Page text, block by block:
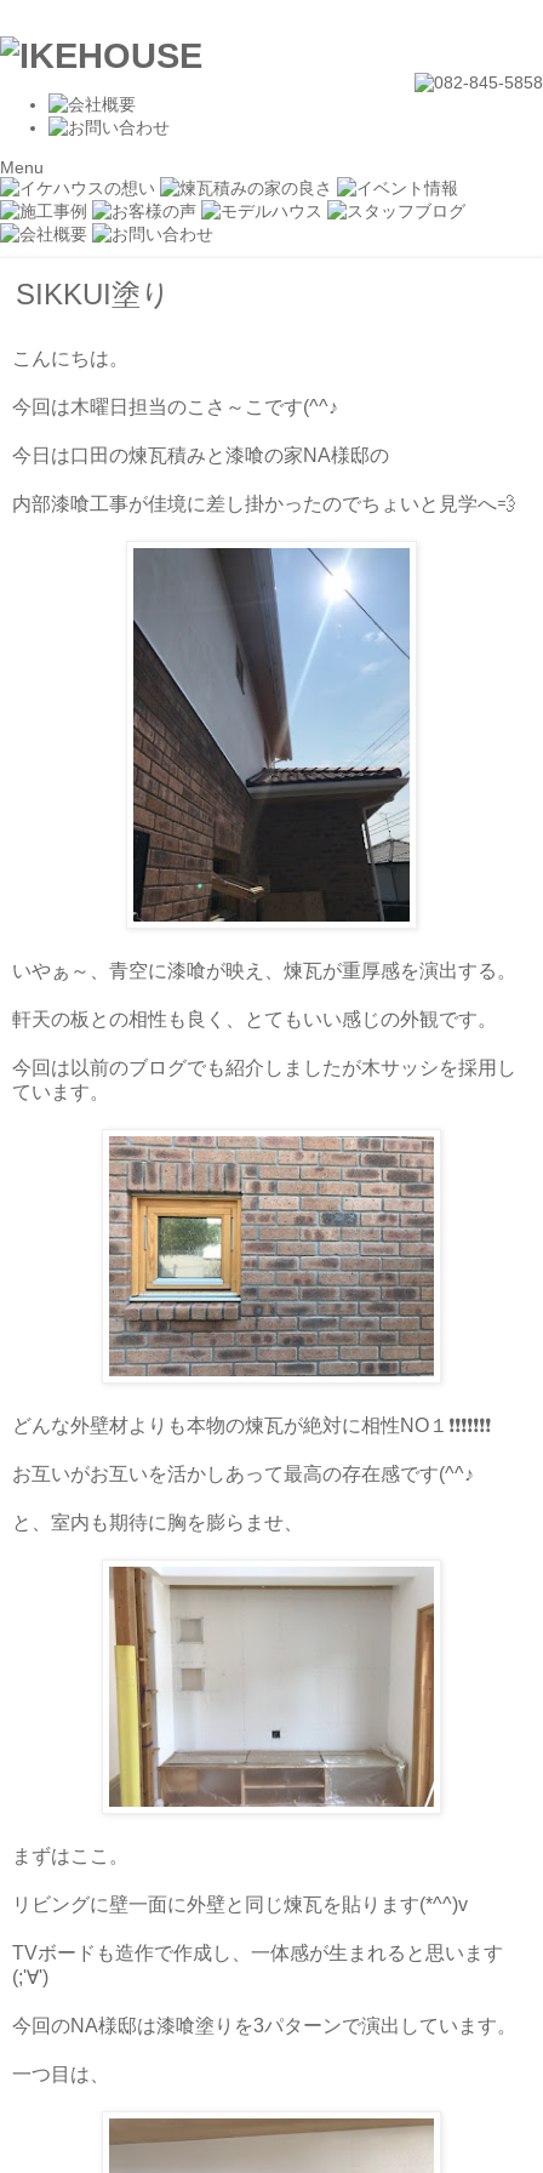
Menu
SIKKUI塗り
こんにちは。
今回は木曜日担当のこさ～こです(^^♪
今日は口田の煉瓦積みと漆喰の家NA様邸の
内部漆喰工事が佳境に差し掛かったのでちょいと見学へ💨
いやぁ～、青空に漆喰が映え、煉瓦が重厚感を演出する。
軒天の板との相性も良く、とてもいい感じの外観です。
今回は以前のブログでも紹介しましたが木サッシを採用し
ています。
どんな外壁材よりも本物の煉瓦が絶対に相性NO１❗❗❗❗❗❗❗
お互いがお互いを活かしあって最高の存在感です(^^♪
と、室内も期待に胸を膨らませ、
まずはここ。
リビングに壁一面に外壁と同じ煉瓦を貼ります(*^^)v
TVボードも造作で作成し、一体感が生まれると思います
(;'∀')
今回のNA様邸は漆喰塗りを3パターンで演出しています。
一つ目は、